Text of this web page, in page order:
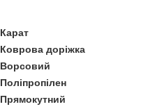
Карат
Коврова доріжка
Ворсовий
Поліпропілен
Прямокутний